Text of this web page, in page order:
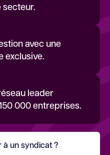
avec une
exclusive.
leader
000 entreprises.
à un syndicat ?